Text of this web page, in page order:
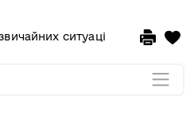
ситуацій, цивільного